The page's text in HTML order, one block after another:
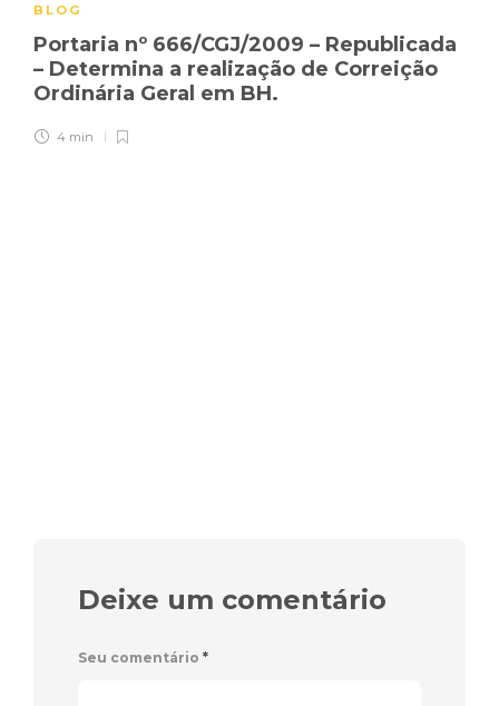
BLOG
Portaria nº 666/CGJ/2009 – Republicada
– Determina a realização de Correição
Ordinária Geral em BH.
4 min
Deixe um comentário
Seu comentário *